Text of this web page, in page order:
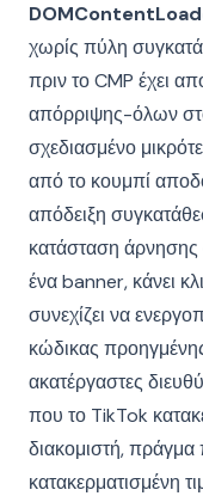
χωρίς πύλη
πριν το CMP έχει
απόρριψης-όλων
σχεδιασμένο
από το κουμπί
απόδειξη
κατάσταση άρνησης
ένα banner, κάνει
συνεχίζει να
κώδικας
ακατέργαστες
που το TikTok
διακομιστή, πράγμα
κατακερματισμένη